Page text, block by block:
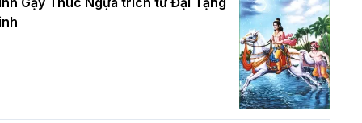
mừng Đại lễ Phật đản PL.2570 –
Phật giáo chính tín Phần 7: Luật nhân